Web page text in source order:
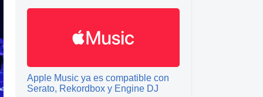
Apple Music ya es compatible con
Serato, Rekordbox y Engine DJ